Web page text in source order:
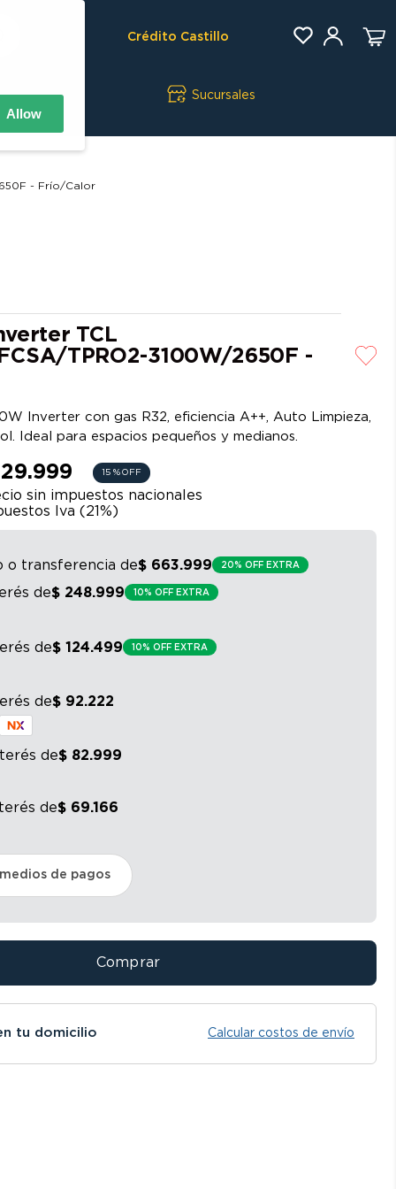
Crédito Castillo
Sucursales
- Frío/Calor
TCL
TPRO2-3100W/2650F -
Inverter con gas R32, eficiencia A++, Auto Limpieza,
Ideal para espacios pequeños y medianos.
15 % OFF
sin impuestos nacionales
Iva (21%)
o transferencia de$ 663.999 20% OFF EXTRA
de$ 248.999 10% OFF EXTRA
de$ 124.499 10% OFF EXTRA
de$ 92.222
de$ 82.999
de$ 69.166
de pagos
Comprar
tu domicilio Calcular costos de envío
Allow